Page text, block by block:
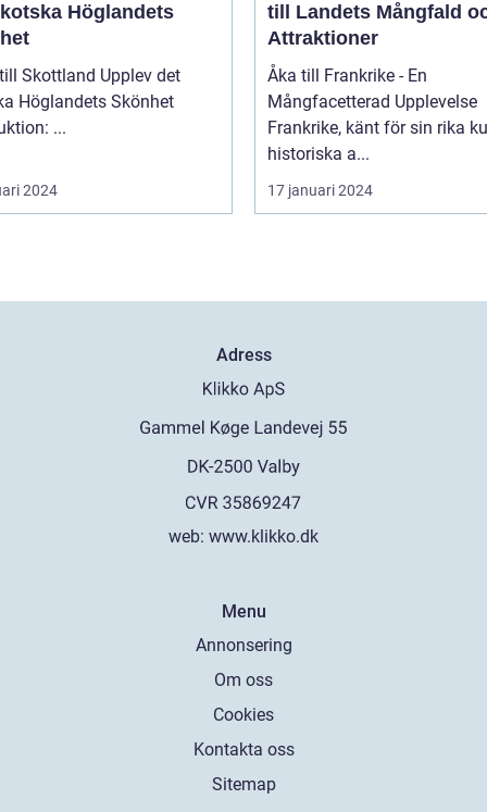
Höglandets
Upplev det
Höglandets Skönhet
Introduktion: ...
2024
till Landets Mångfald
Attraktioner
Åka till Frankrike - En
Mångfacetterad Upplevelse
Frankrike, känt för sin rika
historiska a...
17 januari 2024
Adress
web: www.klikko.dk
Menu
Annonsering
Om oss
Cookies
Kontakta oss
Sitemap